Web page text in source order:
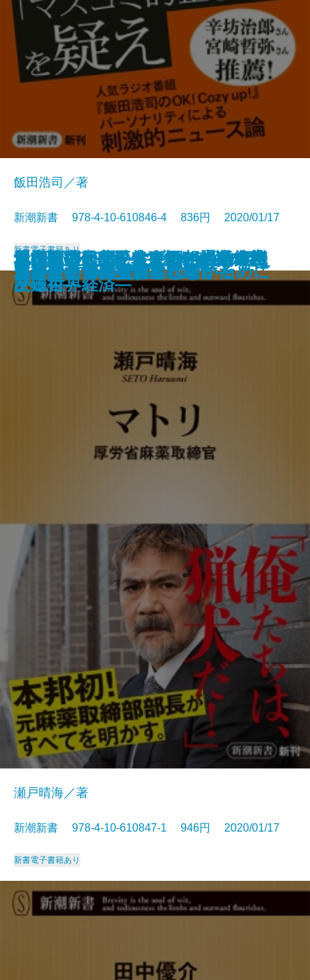
倉本聰の言葉―ドラマの中の名言
―
トラックドライバーにも言わせて
日中戦後外交秘史―1954年の奇跡
―
ひとの住処―1964-2020―
心臓によい運動、悪い運動
210日ぶりに帰ってきた奇跡のネ
コ―ペット探偵の奮闘記―
カズのまま死にたい
「人生百年」という不幸
興行師列伝―愛と裏切りの近代芸
能史―
「反権力」は正義ですか―ラジオ
ニュースの現場から―
飯田浩司／著
新潮新書 978-4-10-610846-4 836円 2020/01/17
新書電子書籍あり
マトリ―厚労省麻薬取締官―
瀬戸晴海／著
新潮新書 978-4-10-610847-1 946円 2020/01/17
新書電子書籍あり
地雷を踏むな―大人のための危機
突破術―
昔は面白かったな―回想の文壇交
友録―
わが子をAIの奴隷にしないために
エンジェル投資家とは何か
偽善者たちへ
ドル・人民元・リブラ―通貨でわ
かる世界経済―
「複業」で成功する
日本はすでに侵略されている
君主号の世界史